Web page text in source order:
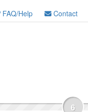
FAQ/Help Contact